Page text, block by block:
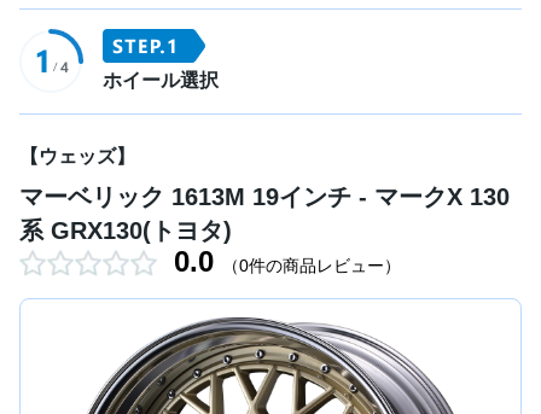
ホイール選択
【ウェッズ】
マーベリック 1613M 19インチ - マークX 130
系 GRX130(トヨタ)
0.0 （0件の商品レビュー）